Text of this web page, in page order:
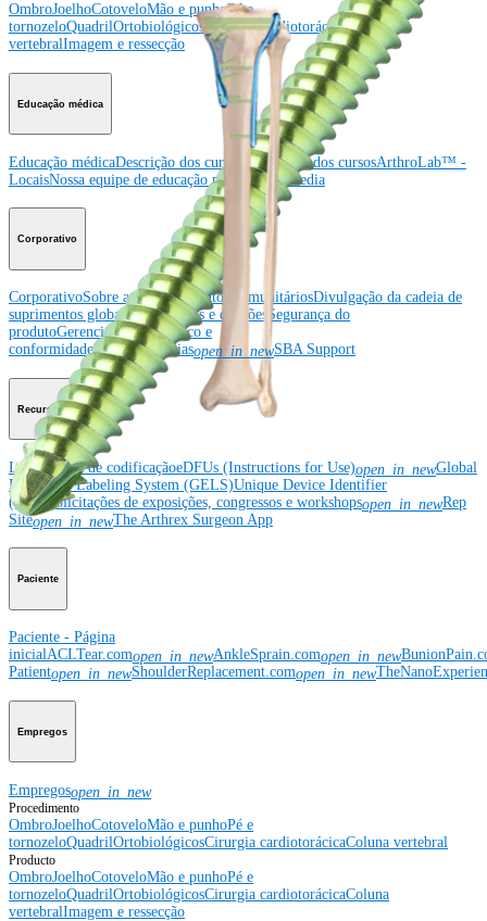
OmbroJoelhoCotoveloMão e punhoPé e
tornozeloQuadrilOrtobiológicos Cirurgia cardiotorácicaColuna
vertebralImagem e ressecção
Educação médica
Educação médicaDescrição dos cursos Calendário dos cursosArthroLab™ -
LocaisNossa equipe de educação médicaOrthoPedia
Corporativo
CorporativoSobre a ArthrexEventos comunitáriosDivulgação da cadeia de
suprimentos global LocaisBolsas e doações Segurança do
produtoGerenciamento de risco e
conformidadePatentesNotíciasopen_in_newSBA Support
Recursos
Linha direta de codificaçãoeDFUs (Instructions for Use)open_in_newGlobal
Enterprise Labeling System (GELS)Unique Device Identifier
(UDI)Solicitações de exposições, congressos e workshopsopen_in_newRep
Siteopen_in_newThe Arthrex Surgeon App
Paciente
Paciente - Página
inicialACLTear.comopen_in_newAnkleSprain.comopen_in_new
Patientopen_in_newShoulderReplacement.comopen_in_new
Empregos
Empregosopen_in_new
Procedimento
OmbroJoelhoCotoveloMão e punhoPé e
tornozeloQuadrilOrtobiológicosCirurgia cardiotorácicaColuna vertebral
Producto
OmbroJoelhoCotoveloMão e punhoPé e
tornozeloQuadrilOrtobiológicosCirurgia cardiotorácicaColuna
vertebralImagem e ressecção